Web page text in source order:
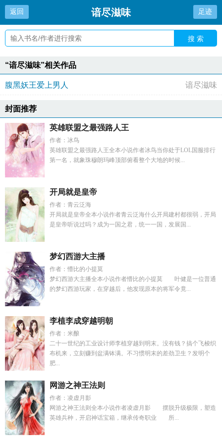
返回 谙尽滋味 足迹
搜 索
“谙尽滋味”相关作品
腹黑妖王爱上男人 谙尽滋味
封面推荐
英雄联盟之最强路人王
作者：冰鸟
英雄联盟之最强路人王全本小说作者冰鸟当你处于LOL国服排行
第一名，就象珠穆朗玛峰顶部俯看整个大地的时候...
开局就是皇帝
作者：青云泛海
开局就是皇帝全本小说作者青云泛海什么开局建村都很弱，开局
是皇帝听说过吗？成为一国之君，统一一国，发展国...
梦幻西游大主播
作者：懵比的小提莫
梦幻西游大主播全本小说作者懵比的小提莫 叶健是一位普通
的梦幻西游玩家，在穿越后，他发现原本的将军令竟...
李植李成穿越明朝
作者：米酿
二十一世纪的工业设计师李植穿越到明末。没有钱？搞个飞梭织
布机来，立刻赚到盆满钵满。不习惯明末的差劲卫生？发明个
肥...
网游之神王法则
作者：凌虚月影
网游之神王法则全本小说作者凌虚月影 摆脱升级极限，塑造
英雄兵种，开启神话宝箱，继承传奇职业 所...